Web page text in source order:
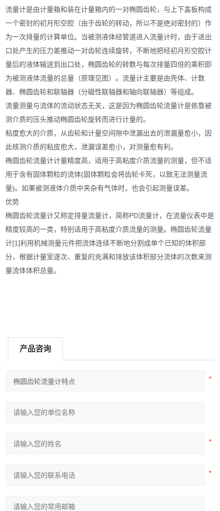
流量计是由计量箱和装在计量箱内的一对椭圆齿轮，与上下盖板构成
一个密封的初月形空腔（由于齿轮的转动，所以不是绝对密封的）作
为一次排量的计算单位。当被测液体经管道进入流量计时，由于进出
口处产生的压力差推动一对齿轮连续旋转，不断地把经初月形空腔计
量后的液体输送到出口处，椭圆齿轮的转数与每次排量四倍的乘积即
为被测液体流量的总量（原理见图）。流量计主要是由壳体、计数
器、椭圆齿轮和联轴器（分磁性联轴器和轴向联轴器）等组成。
流量测量与流体的流动状态无关，这是因为椭圆齿轮流量计是依靠被
测介质的压头推动椭圆齿轮旋转而进行计量的。
粘度愈大的介质，从齿轮和计量空间隙中泄漏出去的泄漏量愈小，因
此核测介质的粘皮愈大，泄漏误差愈小，对测量愈有利。
椭圆齿轮流量计计量精度高，适用于高粘度介质流量的测量，但不适
用于含有固体颗粒的流体(固体颗粒会将齿轮卡死，以致无法测量流
量)。如果被测液体介质中夹杂有气体时，也会引起测量误差。
优势
椭圆齿轮流量计又称定排量流量计，简称PD流量计，在流量仪表中是
精度较高的一类，特别适用于高粘度介质流量的测量。椭圆齿轮流量
计[1]利用机械测量元件把流体连续不断地分割成单个已知的体积部
分，根据计量室逐次、重复的充满和排放该体积部分流体的次数来测
量流体体积总量。
产品咨询